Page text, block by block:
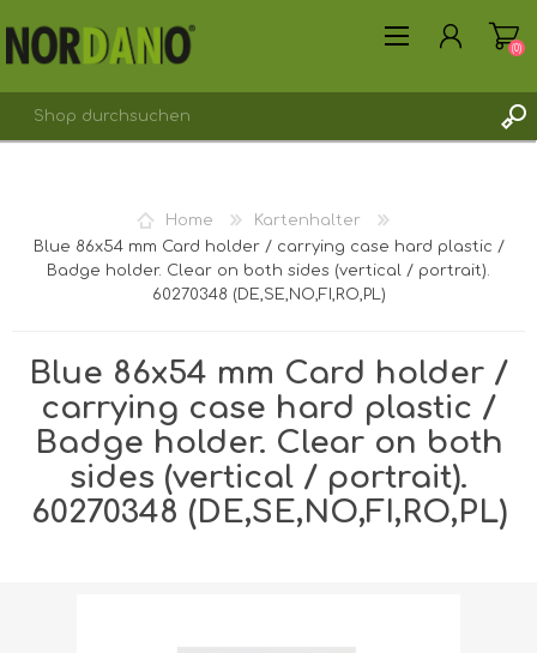
REGISTRIERUNG
ANMELDEN
(0)
Home
Kartenhalter
Blue 86x54 mm Card holder / carrying case hard plastic /
Badge holder. Clear on both sides (vertical / portrait).
60270348 (DE,SE,NO,FI,RO,PL)
Blue 86x54 mm Card holder /
carrying case hard plastic /
Badge holder. Clear on both
sides (vertical / portrait).
60270348 (DE,SE,NO,FI,RO,PL)